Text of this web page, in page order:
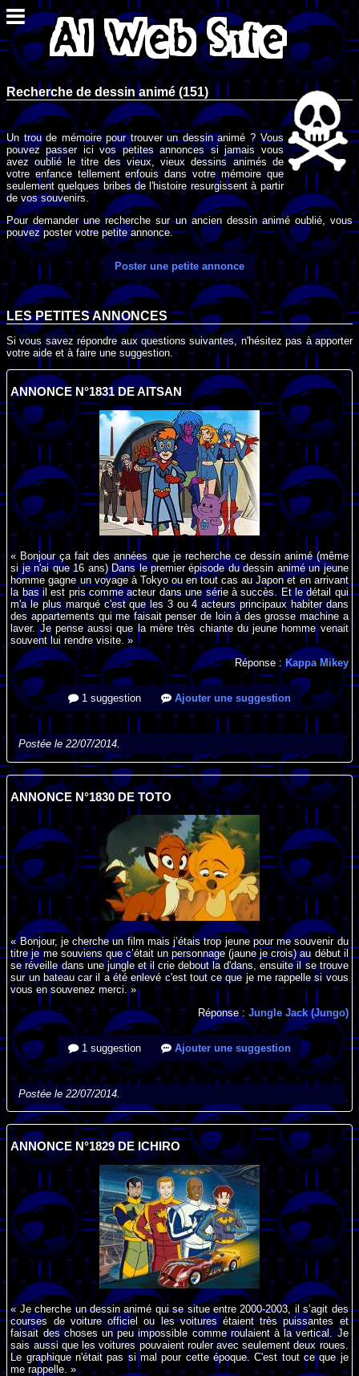
Recherche de dessin animé (151)
Un trou de mémoire pour trouver un dessin animé ? Vous
pouvez passer ici vos petites annonces si jamais vous
avez oublié le titre des vieux, vieux dessins animés de
votre enfance tellement enfouis dans votre mémoire que
seulement quelques bribes de l'histoire resurgissent à partir
de vos souvenirs.
Pour demander une recherche sur un ancien dessin animé oublié, vous
pouvez poster votre petite annonce.
Poster une petite annonce
LES PETITES ANNONCES
Si vous savez répondre aux questions suivantes, n'hésitez pas à apporter
votre aide et à faire une suggestion.
ANNONCE N°1831 DE AITSAN
« Bonjour ça fait des années que je recherche ce dessin animé (même
si je n'ai que 16 ans) Dans le premier épisode du dessin animé un jeune
homme gagne un voyage à Tokyo ou en tout cas au Japon et en arrivant
la bas il est pris comme acteur dans une série à succès. Et le détail qui
m'a le plus marqué c'est que les 3 ou 4 acteurs principaux habiter dans
des appartements qui me faisait penser de loin à des grosse machine a
laver. Je pense aussi que la mère très chiante du jeune homme venait
souvent lui rendre visite. »
Réponse :Kappa Mikey
1 suggestion Ajouter une suggestion
Postée le 22/07/2014.
ANNONCE N°1830 DE TOTO
« Bonjour, je cherche un film mais j’étais trop jeune pour me souvenir du
titre je me souviens que c’était un personnage (jaune je crois) au début il
se réveille dans une jungle et il crie debout la d'dans, ensuite il se trouve
sur un bateau car il a été enlevé c'est tout ce que je me rappelle si vous
vous en souvenez merci. »
Réponse : Jungle Jack (Jungo)
1 suggestion Ajouter une suggestion
Postée le 22/07/2014.
ANNONCE N°1829 DE ICHIRO
« Je cherche un dessin animé qui se situe entre 2000-2003, il s’agit des
courses de voiture officiel ou les voitures étaient très puissantes et
faisait des choses un peu impossible comme roulaient à la vertical. Je
sais aussi que les voitures pouvaient rouler avec seulement deux roues.
Le graphique n'était pas si mal pour cette époque. C'est tout ce que je
me rappelle. »